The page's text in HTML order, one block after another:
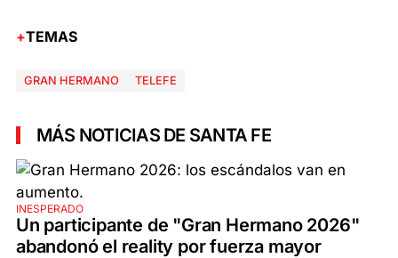
TEMAS
GRAN HERMANO TELEFE
MÁS NOTICIAS DE SANTA FE
INESPERADO
Un participante de "Gran Hermano 2026"
abandonó el reality por fuerza mayor